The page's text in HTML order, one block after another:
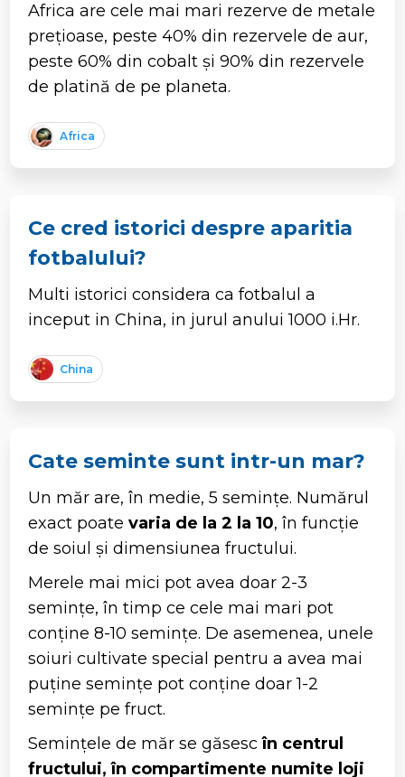
Africa are cele mai mari rezerve de metale
prețioase, peste 40% din rezervele de aur,
peste 60% din cobalt și 90% din rezervele
de platină de pe planeta.
Africa
Ce cred istorici despre aparitia
fotbalului?
Multi istorici considera ca fotbalul a
inceput in China, in jurul anului 1000 i.Hr.
China
Cate seminte sunt intr-un mar?
Un măr are, în medie, 5 semințe. Numărul
exact poatevaria de la 2 la 10, în funcție
de soiul și dimensiunea fructului.
Merele mai mici pot avea doar 2-3
semințe, în timp ce cele mai mari pot
conține 8-10 semințe. De asemenea, unele
soiuri cultivate special pentru a avea mai
puține semințe pot conține doar 1-2
semințe pe fruct.
Semințele de măr se găsescîn centrul
fructului, în compartimente numite loji